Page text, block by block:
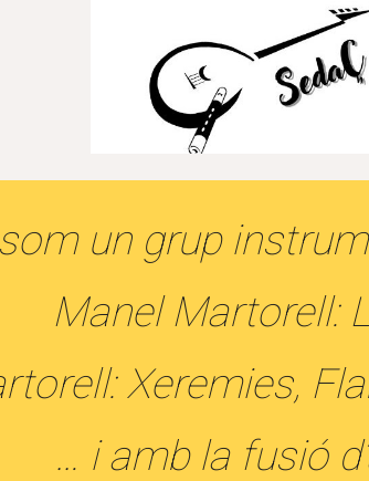
somun grup
Manel Martorell:
Xeremies,
… i amb la fusió